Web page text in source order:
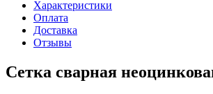
Характеристики
Оплата
Доставка
Отзывы
Сетка сварная